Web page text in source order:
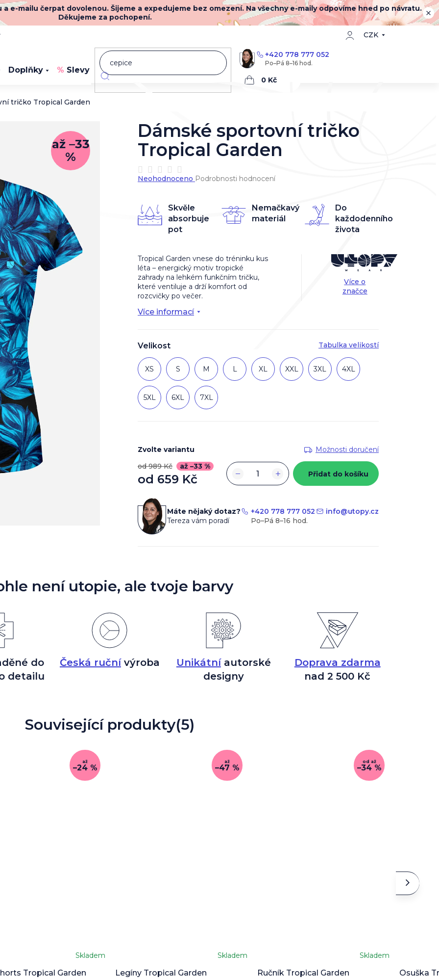
e-mailu čerpat dovolenou. Šijeme a expedujeme bez omezení. Na všechny e-maily odpovíme hned po návratu.
Děkujeme za pochopení.
CZK
+420 778 777 052
Nákupní
Doplňky Slevy Novinky
tričko Tropical Garden
až –33
%
Velikost Tabulka velikostí
XS S M L XL XXL 3XL 4XL
5XL 6XL 7XL
Více informací
Tropical Garden vnese do tréninku kus
léta – energický motiv tropické
zahrady na lehkém funkčním tričku,
které ventiluje a drží komfort od
rozcvičky po večer.
Více o
značce
Skvěle
absorbuje
pot
Nemačkavý
materiál
Do
každodenního
života
Zvolte variantu
Možnosti doručení
od 989 Kč
až –33 %
od 659 Kč
cena:
+
− Přidat do košíku
Dámské sportovní tričko
Tropical Garden
Průměrné
hodnocení
0,0
z
Neohodnoceno Podrobnosti hodnocení
Máte nějaký dotaz?
Tereza vám poradí
+420 778 777 052 info@utopy.cz
není utopie, ale tvoje barvy
do
detailu
Česká ručnívýroba Unikátníautorské
designy
Doprava zdarma
nad 2 500 Kč
Související produkty(5)
až
–24 %
Tropical Garden
Skladem
až
–47 %
Legíny Tropical Garden
Skladem
od až
–34 %
Ručník Tropical Garden
Skladem
Osuška